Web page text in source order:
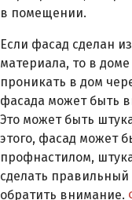
в помещении.
Если фасад сделан
материала, то в
проникать в дом
фасада может быть
Это может быть
этого, фасад может
профнастилом,
сделать
обратить внимание.